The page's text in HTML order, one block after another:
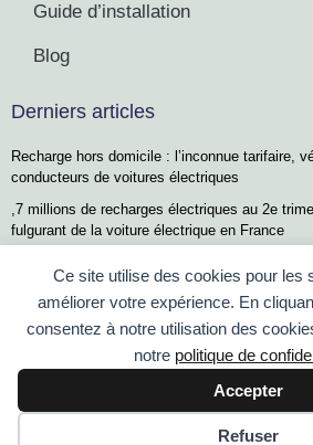
Ce site utilise des cookies pour les
améliorer votre expérience. En
consentez à notre utilisation des
notre politique de
Accepter
Refuser
Guide d’installation
Blog
Derniers articles
Recharge hors domicile : l’inconnue tarifaire,
conducteurs de voitures électriques
,7 millions de recharges électriques au 2e
fulgurant de la voiture électrique en France
décevoir avec la Renault Twingo E-Tech
À Dijon, un quartier exemplaire pionnier de
Rechargez votre véhicule électrique chez
selon votre situation
© 2022 Pose Borne de Recharge